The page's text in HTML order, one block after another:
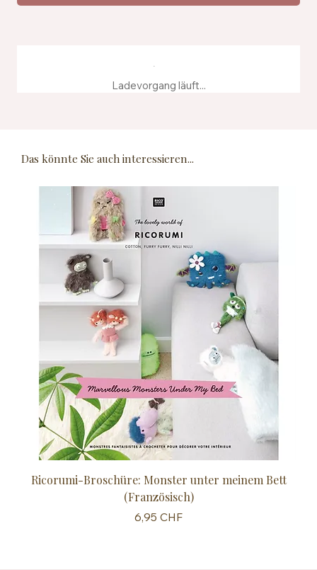
Ladevorgang läuft...
Das könnte Sie auch interessieren...
Ricorumi-Broschüre: Monster unter meinem Bett
(Französisch)
Preis
6,95 CHF